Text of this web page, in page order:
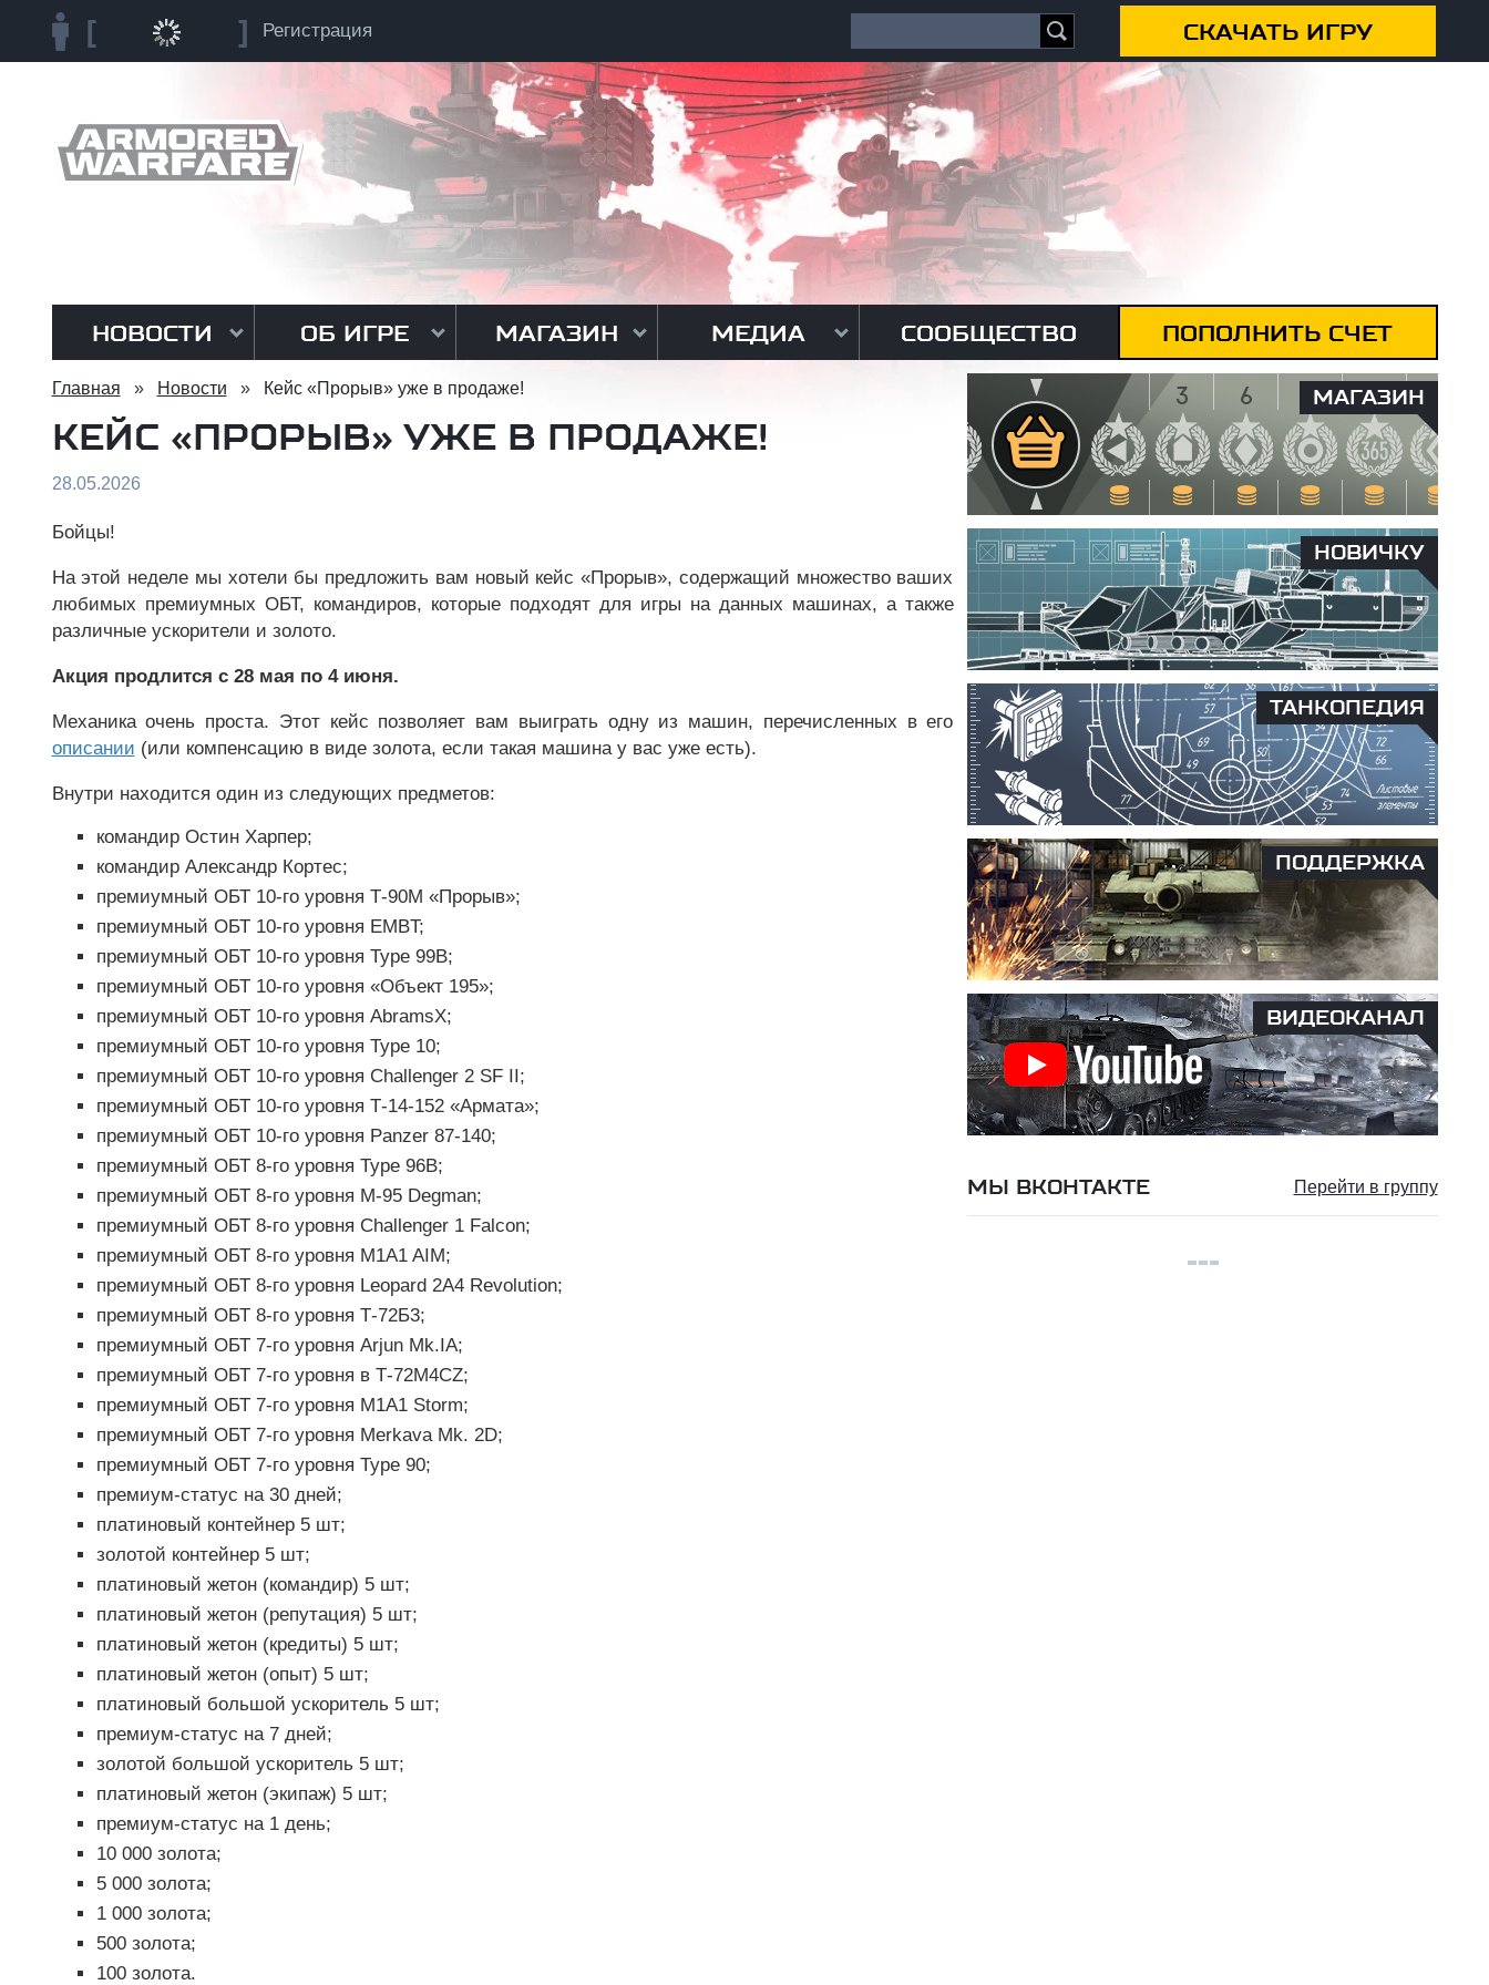
Регистрация СКАЧАТЬ ИГРУ
НОВОСТИ ОБ ИГРЕ МАГАЗИН МЕДИА СООБЩЕСТВО ПОПОЛНИТЬ СЧЕТ
Главная » Новости » Кейс «Прорыв» уже в продаже!
КЕЙС «ПРОРЫВ» УЖЕ В ПРОДАЖЕ!
28.05.2026
Бойцы!
На этой неделе мы хотели бы предложить вам новый кейс «Прорыв», содержащий множество ваших
любимых премиумных ОБТ, командиров, которые подходят для игры на данных машинах, а также
различные ускорители и золото.
Акция продлится с 28 мая по 4 июня.
Механика очень проста. Этот кейс позволяет вам выиграть одну из машин, перечисленных в его
описании (или компенсацию в виде золота, если такая машина у вас уже есть).
Внутри находится один из следующих предметов:
командир Остин Харпер;
командир Александр Кортес;
премиумный ОБТ 10-го уровня Т-90М «Прорыв»;
премиумный ОБТ 10-го уровня EMBT;
премиумный ОБТ 10-го уровня Type 99B;
премиумный ОБТ 10-го уровня «Объект 195»;
премиумный ОБТ 10-го уровня AbramsX;
премиумный ОБТ 10-го уровня Type 10;
премиумный ОБТ 10-го уровня Challenger 2 SF II;
премиумный ОБТ 10-го уровня Т-14-152 «Армата»;
премиумный ОБТ 10-го уровня Panzer 87-140;
премиумный ОБТ 8-го уровня Type 96B;
премиумный ОБТ 8-го уровня M-95 Degman;
премиумный ОБТ 8-го уровня Challenger 1 Falcon;
премиумный ОБТ 8-го уровня M1A1 AIM;
премиумный ОБТ 8-го уровня Leopard 2A4 Revolution;
премиумный ОБТ 8-го уровня Т-72Б3;
премиумный ОБТ 7-го уровня Arjun Mk.IA;
премиумный ОБТ 7-го уровня в Т-72M4CZ;
премиумный ОБТ 7-го уровня M1A1 Storm;
премиумный ОБТ 7-го уровня Merkava Mk. 2D;
премиумный ОБТ 7-го уровня Type 90;
премиум-статус на 30 дней;
платиновый контейнер 5 шт;
золотой контейнер 5 шт;
платиновый жетон (командир) 5 шт;
платиновый жетон (репутация) 5 шт;
платиновый жетон (кредиты) 5 шт;
платиновый жетон (опыт) 5 шт;
платиновый большой ускоритель 5 шт;
премиум-статус на 7 дней;
золотой большой ускоритель 5 шт;
платиновый жетон (экипаж) 5 шт;
премиум-статус на 1 день;
10 000 золота;
5 000 золота;
1 000 золота;
500 золота;
100 золота.
МАГАЗИН
НОВИЧКУ
ТАНКОПЕДИЯ
ПОДДЕРЖКА
ВИДЕОКАНАЛ
МЫ ВКОНТАКТЕ Перейти в группу